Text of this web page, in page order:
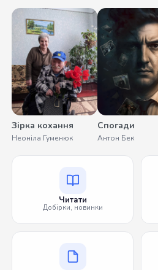
Зірка кохання
Неоніла Гуменюк
Спогади
Антон Бек
Читати
Добірки, новинки